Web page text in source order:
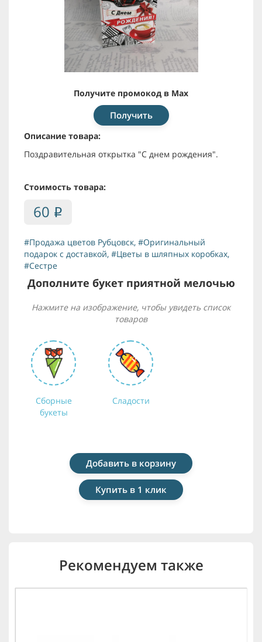
Получите промокод в Max
Получить
Описание товара:
Поздравительная открытка "С днем рождения".
Стоимость товара:
60 i
#Продажа цветов Рубцовск, #Оригинальный
подарок с доставкой, #Цветы в шляпных коробках,
#Сестре
Дополните букет приятной мелочью
Нажмите на изображение, чтобы увидеть список
товаров
Сборные
букеты
Сладости
Добавить в корзину
Купить в 1 клик
Рекомендуем также